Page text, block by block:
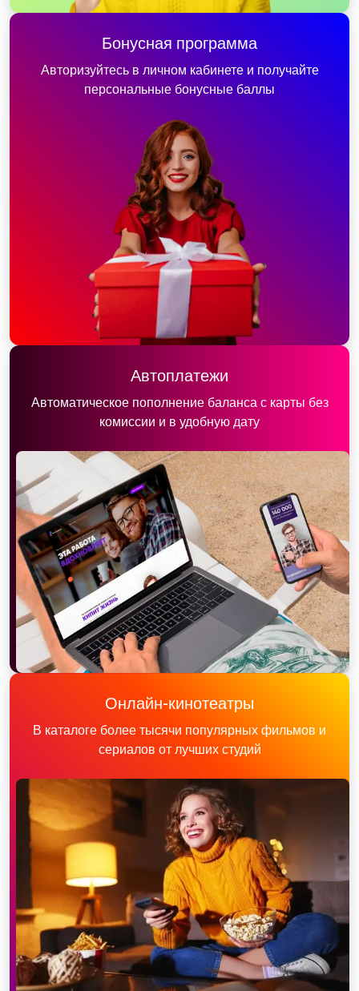
Бонусная программа
Авторизуйтесь в личном кабинете и получайте
персональные бонусные баллы
Автоплатежи
Автоматическое пополнение баланса с карты без
комиссии и в удобную дату
Онлайн-кинотеатры
В каталоге более тысячи популярных фильмов и
сериалов от лучших студий